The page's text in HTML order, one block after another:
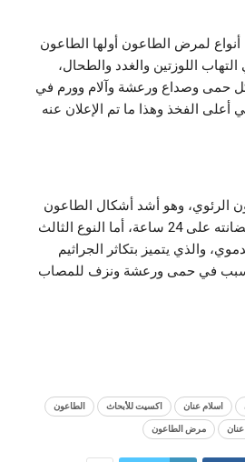
أنواع لمرض الطاعون أولها الطاعون
اللوزتين والغدد والطحال،
حمى وصداع ورعشة وآلام وورم في
أعلى الفخذ وهذا ما تم الإعلان عنه
الرئوي، وهو أشد أشكال الطاعون
فتكا، وقد لا تزيد فترة حضانته على 24 ساعة، أما النوع الثالث
والذي يتميز بتكاثر الجراثيم
في حمى ورعشة ونزف للمصاب
اسلام عنان اكسيت للأبحاث
الطاعون
مرض الطاعون